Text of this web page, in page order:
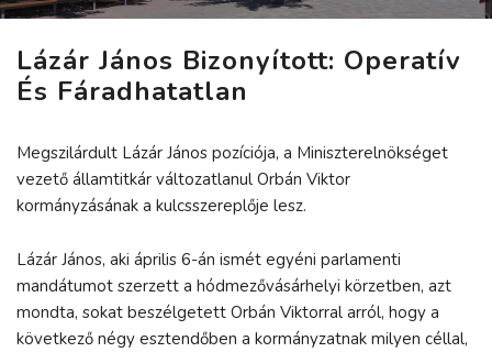
Lázár János Bizonyított: Operatív
És Fáradhatatlan
Megszilárdult Lázár János pozíciója, a Miniszterelnökséget
vezető államtitkár változatlanul Orbán Viktor
kormányzásának a kulcsszereplője lesz.
Lázár János, aki április 6-án ismét egyéni parlamenti
mandátumot szerzett a hódmezővásárhelyi körzetben, azt
mondta, sokat beszélgetett Orbán Viktorral arról, hogy a
következő négy esztendőben a kormányzatnak milyen céllal,